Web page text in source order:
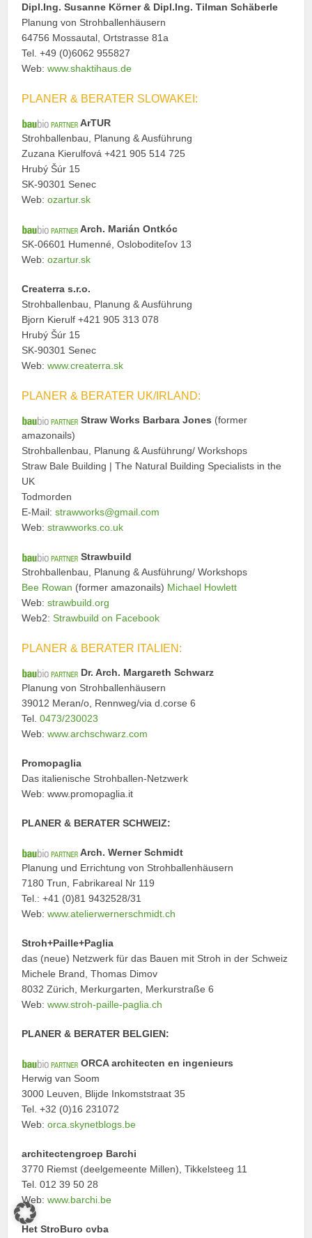
Dipl.Ing. Susanne Körner & Dipl.Ing. Tilman Schäberle
Planung von Strohballenhäusern
64756 Mossautal, Ortstrasse 81a
Tel. +49 (0)6062 955827
Web:www.shaktihaus.de
PLANER & BERATER SLOWAKEI:
ArTUR
Strohballenbau, Planung & Ausführung
Zuzana Kierulfová +421 905 514 725
Hrubý Šúr 15
SK-90301 Senec
Web:ozartur.sk
Arch. Marián Ontkóc
SK-06601 Humenné, Osloboditeľov 13
Web:ozartur.sk
Createrra s.r.o.
Strohballenbau, Planung & Ausführung
Bjorn Kierulf +421 905 313 078
Hrubý Šúr 15
SK-90301 Senec
Web:www.createrra.sk
PLANER & BERATER UK/IRLAND:
Straw Works Barbara Jones (former
amazonails)
Strohballenbau, Planung & Ausführung/ Workshops
Straw Bale Building | The Natural Building Specialists in the
UK
Todmorden
E-Mail:strawworks@gmail.com
Web:strawworks.co.uk
Strawbuild
Strohballenbau, Planung & Ausführung/ Workshops
Bee Rowan (former amazonails) Michael Howlett
Web:strawbuild.org
Web2:Strawbuild on Facebook
PLANER & BERATER ITALIEN:
Dr. Arch. Margareth Schwarz
Planung von Strohballenhäusern
39012 Meran/o, Rennweg/via d.corse 6
Tel.0473/230023
Web:www.archschwarz.com
Promopaglia
Das italienische Strohballen-Netzwerk
Web: www.promopaglia.it
PLANER & BERATER SCHWEIZ:
Arch. Werner Schmidt
Planung und Errichtung von Strohballenhäusern
7180 Trun, Fabrikareal Nr 119
Tel.: +41 (0)81 9432528/31
Web:www.atelierwernerschmidt.ch
Stroh+Paille+Paglia
das (neue) Netzwerk für das Bauen mit Stroh in der Schweiz
Michele Brand, Thomas Dimov
8032 Zürich, Merkurgarten, Merkurstraße 6
Web:www.stroh-paille-paglia.ch
PLANER & BERATER BELGIEN:
ORCA architecten en ingenieurs
Herwig van Soom
3000 Leuven, Blijde Inkomststraat 35
Tel. +32 (0)16 231072
Web:orca.skynetblogs.be
architectengroep Barchi
3770 Riemst (deelgemeente Millen), Tikkelsteeg 11
Tel. 012 39 50 28
Web:www.barchi.be
Het StroBuro cvba